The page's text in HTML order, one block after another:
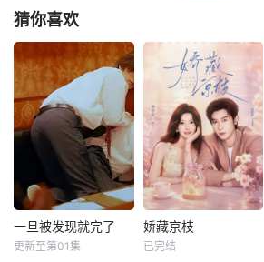
猜你喜欢
一旦被发现就完了
更新至第01集
娇藏京枝
已完结